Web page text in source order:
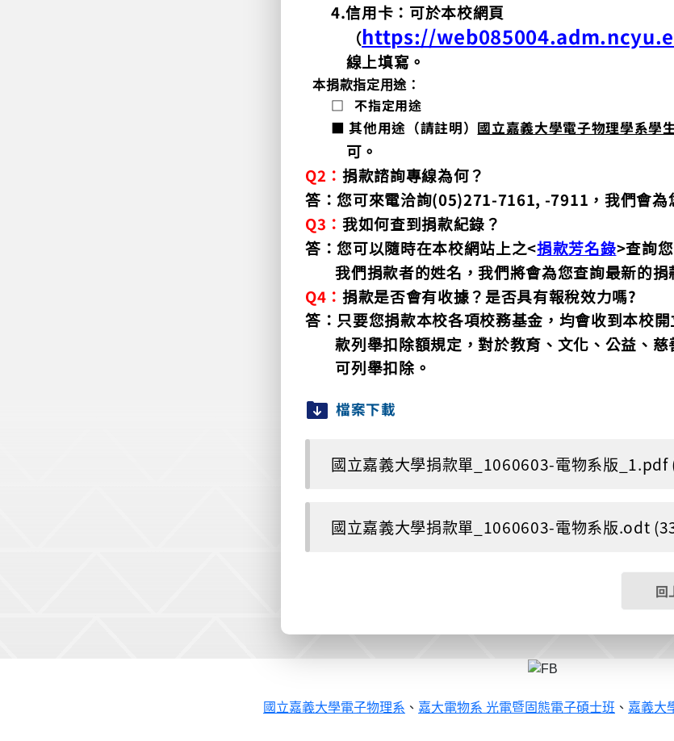
4.信用卡：可於本校網頁
（https://
線上填寫。
本捐款指定用途：
□
不指定用途
■ 其他用途（請註明） 國立嘉義大學電子物理學系學
可。
Q2 ：捐款諮詢專線為何？
答：您可來電洽詢(05)271-7161, -7911 ，我們會
Q3 ：我如何查到捐款紀錄？
答：您可以隨時在本校網站上之<捐款芳名錄>查詢
我們捐款者的姓名，我們將會為您查詢最新的捐
Q4 ：捐款是否會有收據？是否具有報稅效力嗎?
答： 只要您捐款本校各項校務基金，均會收到本校
款列舉扣除額規定，對於教育、文化、公益、
可列舉扣除。
檔案下載
國立嘉義大學捐款單_1060603-電物系版_1.pdf
國立嘉義大學捐款單_1060603-電物系版.odt
回
國立嘉義大學電子物理系 、 嘉大電物系 光電暨固態電子碩士班 、 嘉義大